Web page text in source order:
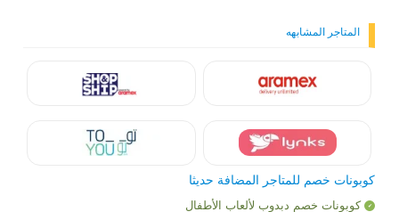
المتاجر المشابهه
كوبونات خصم للمتاجر المضافة حديثا
كوبونات خصم دبدوب لألعاب الأطفال